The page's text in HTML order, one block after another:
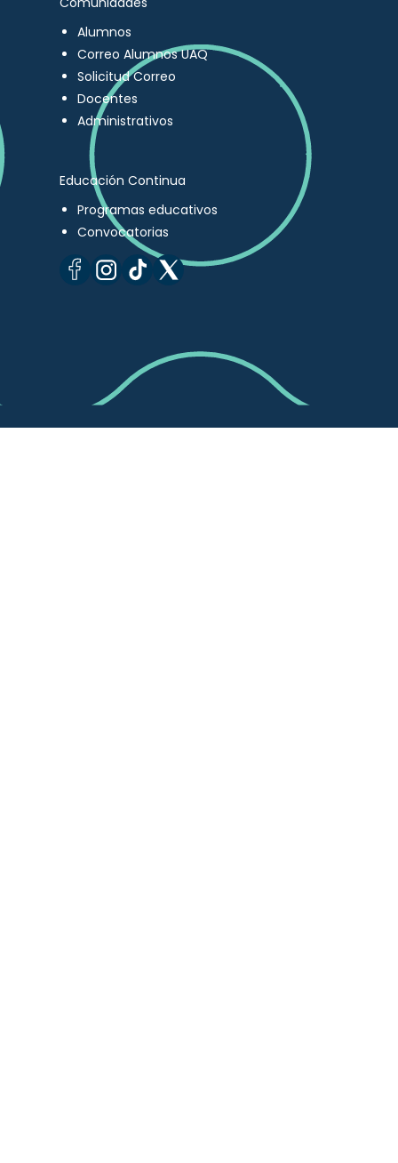
Alumnos
Correo Alumnos UAQ
Solicitud Correo
Docentes
Administrativos
Educación Continua
Programas educativos
Convocatorias